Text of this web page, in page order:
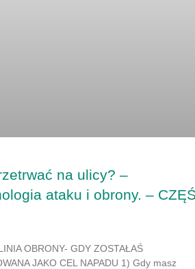
na ulicy? –
ataku i obrony. –
OBRONY- GDY ZOSTAŁAŚ
JAKO CEL NAPADU 1) Gdy masz